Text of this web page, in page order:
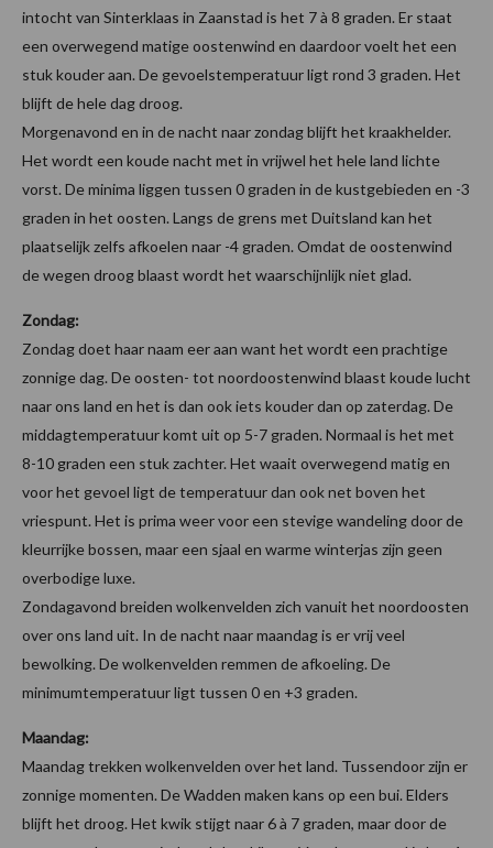
intocht van Sinterklaas in Zaanstad is het 7 à 8 graden. Er staat
een overwegend matige oostenwind en daardoor voelt het een
stuk kouder aan. De gevoelstemperatuur ligt rond 3 graden. Het
blijft de hele dag droog.
Morgenavond en in de nacht naar zondag blijft het kraakhelder.
Het wordt een koude nacht met in vrijwel het hele land lichte
vorst. De minima liggen tussen 0 graden in de kustgebieden en -3
graden in het oosten. Langs de grens met Duitsland kan het
plaatselijk zelfs afkoelen naar -4 graden. Omdat de oostenwind
de wegen droog blaast wordt het waarschijnlijk niet glad.
Zondag:
Zondag doet haar naam eer aan want het wordt een prachtige
zonnige dag. De oosten- tot noordoostenwind blaast koude lucht
naar ons land en het is dan ook iets kouder dan op zaterdag. De
middagtemperatuur komt uit op 5-7 graden. Normaal is het met
8-10 graden een stuk zachter. Het waait overwegend matig en
voor het gevoel ligt de temperatuur dan ook net boven het
vriespunt. Het is prima weer voor een stevige wandeling door de
kleurrijke bossen, maar een sjaal en warme winterjas zijn geen
overbodige luxe.
Zondagavond breiden wolkenvelden zich vanuit het noordoosten
over ons land uit. In de nacht naar maandag is er vrij veel
bewolking. De wolkenvelden remmen de afkoeling. De
minimumtemperatuur ligt tussen 0 en +3 graden.
Maandag:
Maandag trekken wolkenvelden over het land. Tussendoor zijn er
zonnige momenten. De Wadden maken kans op een bui. Elders
blijft het droog. Het kwik stijgt naar 6 à 7 graden, maar door de